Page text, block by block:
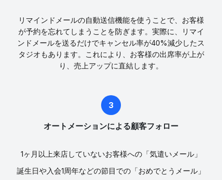
リマインドメールの自動送信機能を使うことで、お客様
が予約を忘れてしまうことを防ぎます。実際に、リマイ
ンドメールを送るだけでキャンセル率が40%減少したス
タジオもあります。これにより、お客様の出席率が上が
り、売上アップに直結します。
オートメーションによる顧客フォロー
1ヶ月以上来店していないお客様への「気遣いメール」
誕生日や入会1周年などの節目での「おめでとうメール」